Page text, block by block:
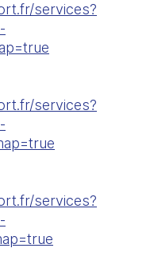
services?
services?
services?